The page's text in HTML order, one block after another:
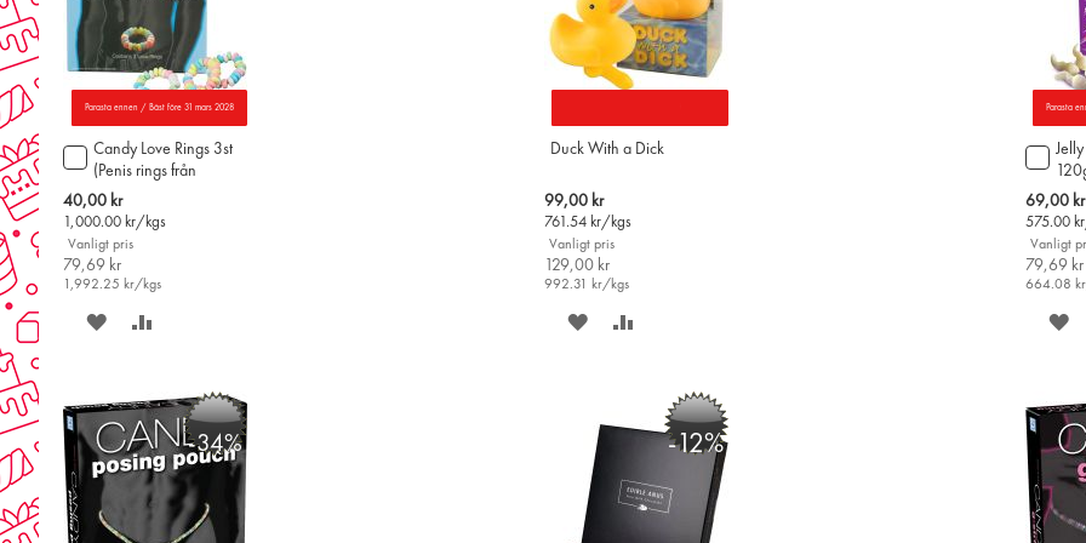
Parasta ennen / Bäst före 31 mars 2028
Candy Love Rings 3st
(Penis rings från
Finland)
Special
Price
40,00 kr
1,000.00 kr/kgs
Vanligt pris
79,69 kr
1,992.25 kr/kgs
Lägg
till
i
varukorgen
SPARA
ÖNSKELISTAN
JÄMFÖR
Duck With a Dick
Special
Price
99,00 kr
761.54 kr/kgs
Vanligt pris
129,00 kr
992.31 kr/kgs
SPARA
ÖNSKELISTAN
JÄMFÖR
Parasta
Special
Price
69,00 kr
575.00
Vanligt
79,69 kr
664.08
Lägg
till
i
-34% -12%